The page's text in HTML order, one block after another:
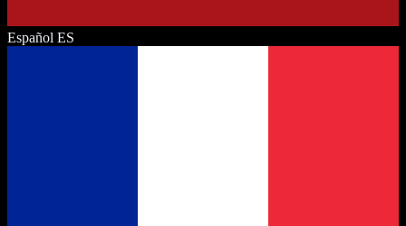
Español ES